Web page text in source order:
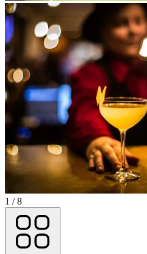
1 / 8